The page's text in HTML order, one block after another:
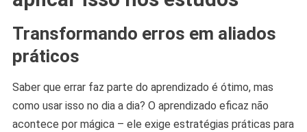
Transformando erros em aliados
práticos
Saber que errar faz parte do aprendizado é ótimo, mas
como usar isso no dia a dia? O aprendizado eficaz não
acontece por mágica – ele exige estratégias práticas para